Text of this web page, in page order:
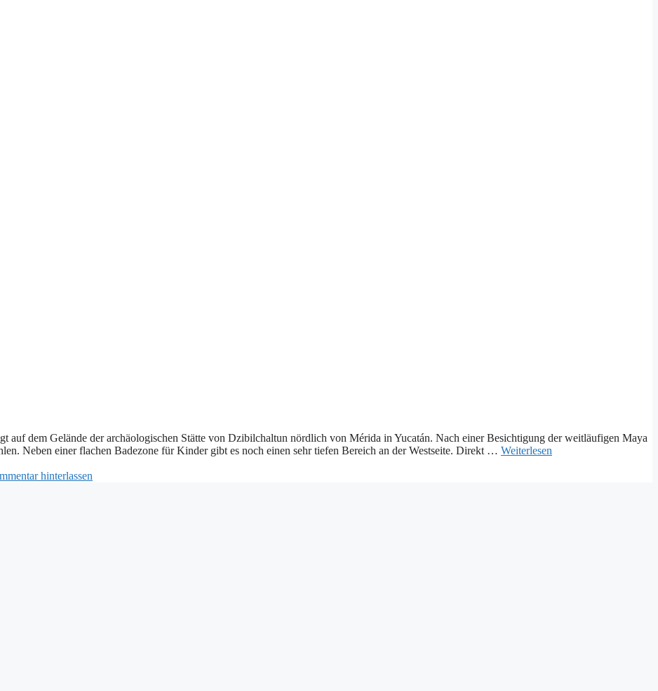
auf dem Gelände der archäologischen Stätte von Dzibilchaltun nördlich von Mérida in Yucatán. Nach einer Besichtigung der weitläufigen Maya
Neben einer flachen Badezone für Kinder gibt es noch einen sehr tiefen Bereich an der Westseite. Direkt … Weiterlesen
hinterlassen